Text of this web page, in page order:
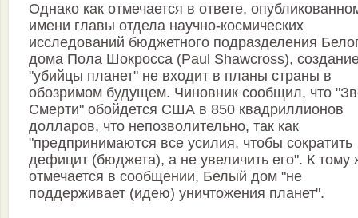
Однако как отмечается в ответе,
имени главы отдела научно-космических
исследований бюджетного подразделения
дома Пола Шокросса (Paul Shawcross),
"убийцы планет" не входит в планы страны в
обозримом будущем. Чиновник сообщил, что
Смерти" обойдется США в 850 квадриллионов
долларов, что непозволительно, так как
"предпринимаются все усилия, чтобы сократить
дефицит (бюджета), а не увеличить его". К тому
отмечается в сообщении, Белый дом "не
поддерживает (идею) уничтожения планет".